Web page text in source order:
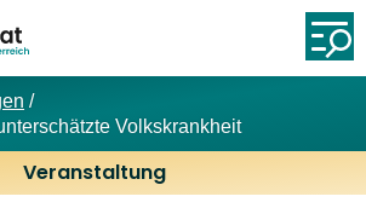
Volkskrankheit
Veranstaltung